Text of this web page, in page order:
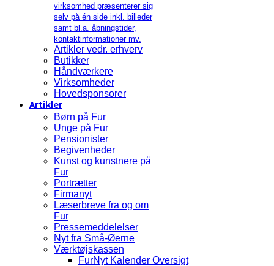
virksomhed præsenterer sig
selv på én side inkl. billeder
samt bl.a. åbningstider,
kontaktinformationer mv.
Artikler vedr. erhverv
Butikker
Håndværkere
Virksomheder
Hovedsponsorer
Artikler
Børn på Fur
Unge på Fur
Pensionister
Begivenheder
Kunst og kunstnere på
Fur
Portrætter
Firmanyt
Læserbreve fra og om
Fur
Pressemeddelelser
Nyt fra Små-Øerne
Værktøjskassen
FurNyt Kalender Oversigt